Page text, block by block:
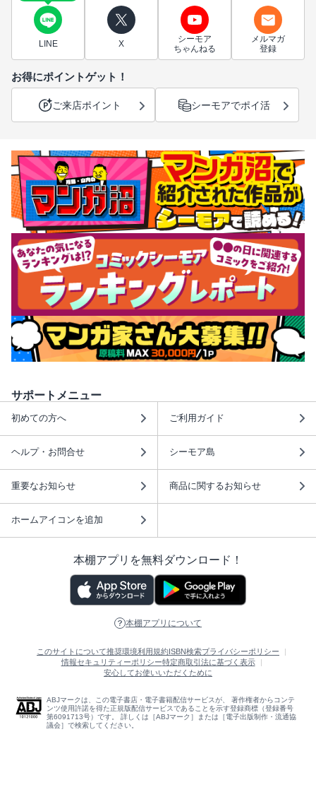
LINE X
シーモア
ちゃんねる
メルマガ
登録
お得にポイントゲット！
ご来店ポイント シーモアでポイ活
サポートメニュー
初めての方へ ご利用ガイド
ヘルプ・お問合せ シーモア島
重要なお知らせ 商品に関するお知らせ
ホームアイコンを追加
本棚アプリを無料ダウンロード！
本棚アプリについて
このサイトについて推奨環境利用規約ISBN検索プライバシーポリシー
情報セキュリティーポリシー特定商取引法に基づく表示
安心してお使いいただくために
ABJマークは、この電子書店・電子書籍配信サービスが、 著作権者からコンテ
ンツ使用許諾を得た正規版配信サービスであることを示す登録商標（登録番号
第6091713号）です。 詳しくは［ABJマーク］または［電子出版制作・流通協
議会］で検索してください。